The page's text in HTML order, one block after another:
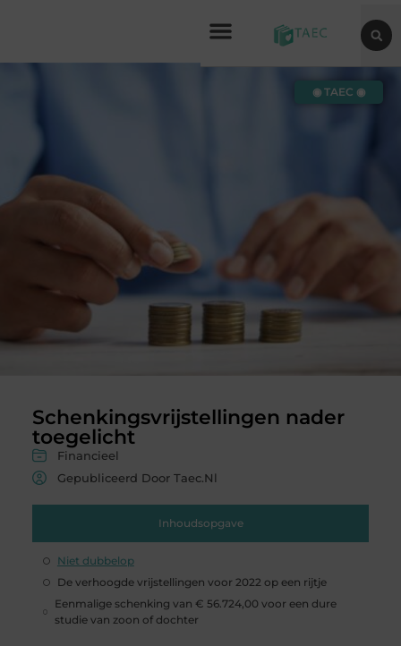
Schenkingsvrijstellingen nader
toegelicht
Financieel
Gepubliceerd Door Taec.nl
Inhoudsopgave
Niet dubbelop
De verhoogde vrijstellingen voor 2022 op een rijtje
Eenmalige schenking van € 56.724,00 voor een dure
studie van zoon of dochter
◉ TAEC ◉